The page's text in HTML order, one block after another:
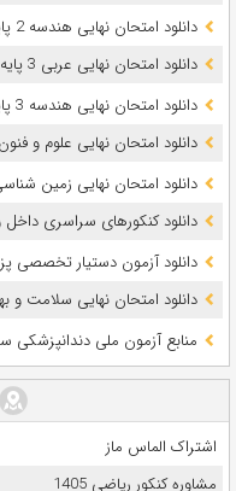
دانلود امتحان نهایی هندسه 2 پایه یازدهم تیر 1405 + پاسخ
دانلود امتحان نهایی عربی 3 پایه دوازدهم تیر 1405 + پاسخ
دانلود امتحان نهایی هندسه 3 پایه دوازدهم تیر 1405
دانلود امتحان نهایی علوم و فنون ادبی 3 پایه
دانلود امتحان نهایی زمین شناسی
دانلود کنکورهای سراسری داخل و خارج
دانلود آزمون دستیار تخصصی پزشکی سال
دانلود امتحان نهایی سلامت و بهداشت
ﻣﻨﺎﺑﻊ آزﻣﻮن ﻣﻠﯽ دندانپزشکی سال 1405 (دوره های 25
اشتراک الماس ماز
مشاوره کنکور ریاضی 1405